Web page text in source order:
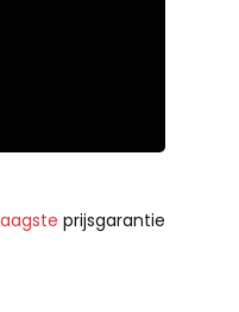
prijsgarantie